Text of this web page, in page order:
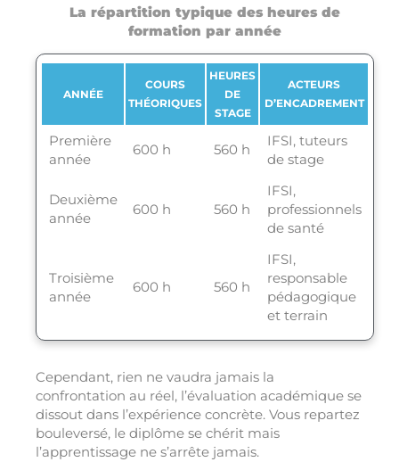
La répartition typique des heures de
formation par année
ANNÉE
COURS
THÉORIQUES
HEURES
DE
STAGE
ACTEURS
D’ENCADREMENT
Première
année
600 h 560 h
IFSI, tuteurs
de stage
Deuxième
année
600 h 560 h
IFSI,
professionnels
de santé
Troisième
année
600 h 560 h
IFSI,
responsable
pédagogique
et terrain
Cependant, rien ne vaudra jamais la
confrontation au réel, l’évaluation académique se
dissout dans l’expérience concrète. Vous repartez
bouleversé, le diplôme se chérit mais
l’apprentissage ne s’arrête jamais.